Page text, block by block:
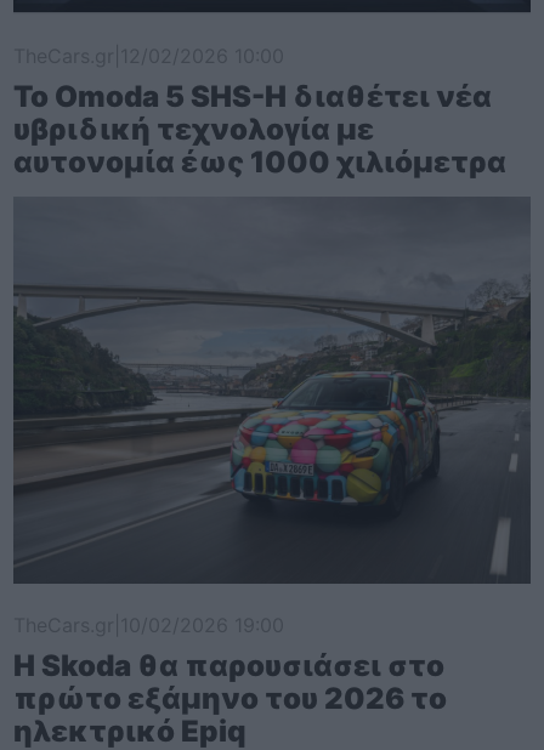
Το Omoda 5 SHS-H διαθέτει νέα
υβριδική τεχνολογία με
αυτονομία έως 1000 χιλιόμετρα
Η Skoda θα παρουσιάσει στο
πρώτο εξάμηνο του 2026 το
ηλεκτρικό Epiq